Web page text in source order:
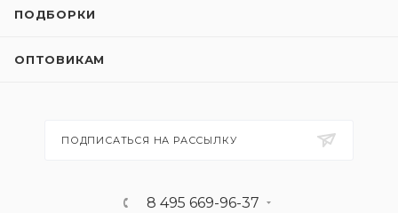
ПОДБОРКИ
ОПТОВИКАМ
ПОДПИСАТЬСЯ НА РАССЫЛКУ
8 495 669-96-37